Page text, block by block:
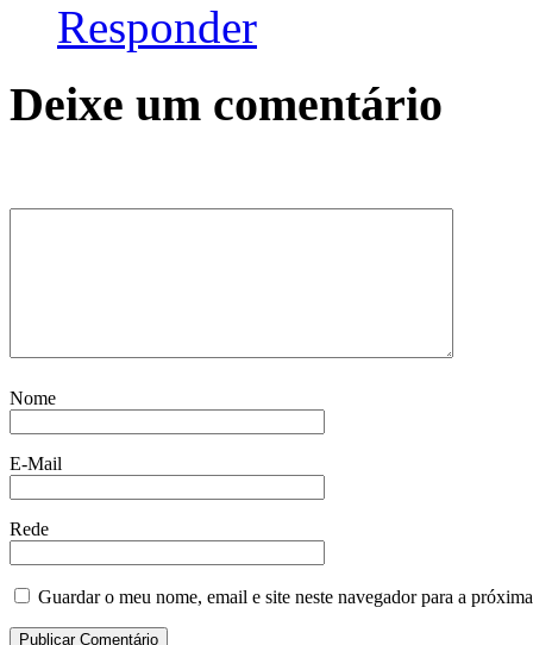
Responder
Deixe um comentário
Nome
E-Mail
Rede
Guardar o meu nome, email e site neste navegador para a